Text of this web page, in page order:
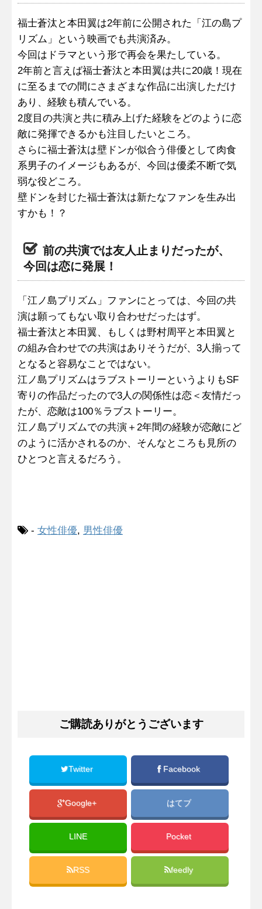
福士蒼汰と本田翼は2年前に公開された「江の島プ
リズム」という映画でも共演済み。
今回はドラマという形で再会を果たしている。
2年前と言えば福士蒼汰と本田翼は共に20歳！現在
に至るまでの間にさまざまな作品に出演しただけ
あり、経験も積んでいる。
2度目の共演と共に積み上げた経験をどのように恋
敵に発揮できるかも注目したいところ。
さらに福士蒼汰は壁ドンが似合う俳優として肉食
系男子のイメージもあるが、今回は優柔不断で気
弱な役どころ。
壁ドンを封じた福士蒼汰は新たなファンを生み出
すかも！？
前の共演では友人止まりだったが、
今回は恋に発展！
「江ノ島プリズム」ファンにとっては、今回の共
演は願ってもない取り合わせだったはず。
福士蒼汰と本田翼、もしくは野村周平と本田翼と
の組み合わせでの共演はありそうだが、3人揃って
となると容易なことではない。
江ノ島プリズムはラブストーリーというよりもSF
寄りの作品だったので3人の関係性は恋＜友情だっ
たが、恋敵は100％ラブストーリー。
江ノ島プリズムでの共演＋2年間の経験が恋敵にど
のように活かされるのか、そんなところも見所の
ひとつと言えるだろう。
- 女性俳優, 男性俳優
ご購読ありがとうございます
Twitter Facebook
Google+ はてブ
LINE Pocket
RSS feedly